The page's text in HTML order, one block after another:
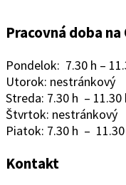
Pracovná doba
Pondelok: 7.30 h –
Utorok: nestránkový
Streda: 7.30 h –
Štvrtok: nestránkový
Piatok: 7.30 h –
Kontakt